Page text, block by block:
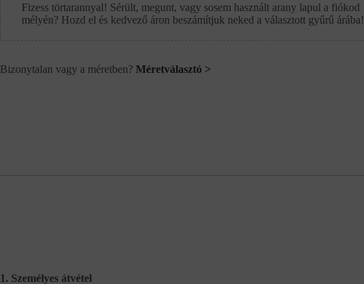
Fizess törtarannyal! Sérült, megunt, vagy sosem használt arany lapul a fiókod
mélyén? Hozd el és kedvező áron beszámítjuk neked a választott gyűrű árába!
Bizonytalan vagy a méretben? Méretválasztó >
1. Személyes átvétel